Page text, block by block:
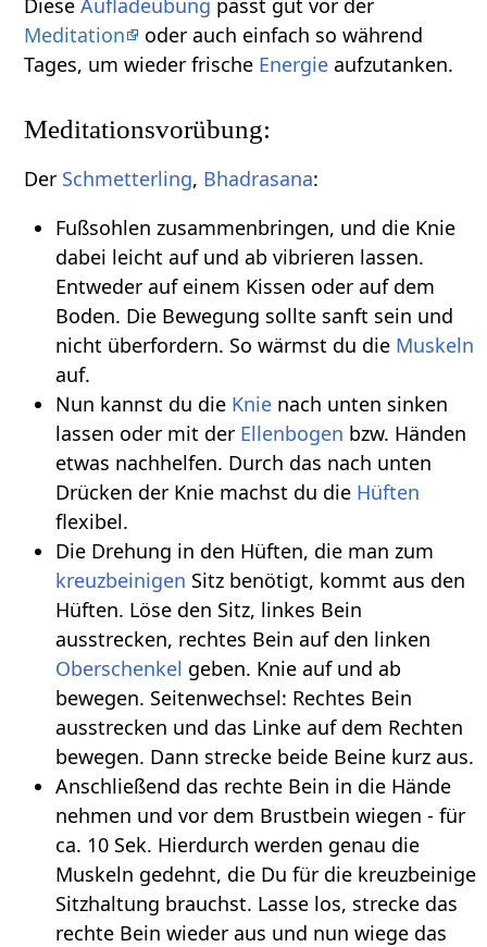
DieseAufladeübung passt gut vor der
Meditation
oder auch einfach so während
Tages, um wieder frische Energie aufzutanken.
Meditationsvorübung:
Der Schmetterling, Bhadrasana:
Fußsohlen zusammenbringen, und die Knie
dabei leicht auf und ab vibrieren lassen.
Entweder auf einem Kissen oder auf dem
Boden. Die Bewegung sollte sanft sein und
nicht überfordern. So wärmst du die Muskeln
auf.
Nun kannst du die Knienach unten sinken
lassen oder mit der Ellenbogen bzw. Händen
etwas nachhelfen. Durch das nach unten
Drücken der Knie machst du die Hüften
flexibel.
Die Drehung in den Hüften, die man zum
kreuzbeinigen Sitz benötigt, kommt aus den
Hüften. Löse den Sitz, linkes Bein
ausstrecken, rechtes Bein auf den linken
Oberschenkel geben. Knie auf und ab
bewegen. Seitenwechsel: Rechtes Bein
ausstrecken und das Linke auf dem Rechten
bewegen. Dann strecke beide Beine kurz aus.
Anschließend das rechte Bein in die Hände
nehmen und vor dem Brustbein wiegen - für
ca. 10 Sek. Hierdurch werden genau die
Muskeln gedehnt, die Du für die kreuzbeinige
Sitzhaltung brauchst. Lasse los, strecke das
rechte Bein wieder aus und nun wiege das